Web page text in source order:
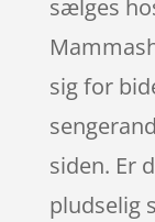
sælges
sig for
siden. Er
pludselig